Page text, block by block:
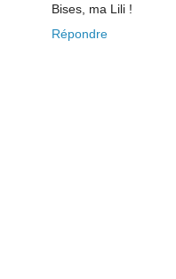
Bises, ma Lili !
Répondre